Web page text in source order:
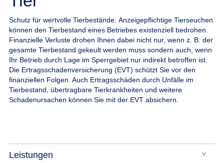
Schutz für wertvolle Tierbestände. Anzeigepflichtige Tierseuchen
können den Tierbestand eines Betriebes existenziell bedrohen.
Finanzielle Verluste drohen Ihnen dabei nicht nur, wenn z. B. der
gesamte Tierbestand gekeult werden muss sondern auch, wenn
Ihr Betrieb durch Lage im Sperrgebiet nur indirekt betroffen ist.
Die Ertragsschadenversicherung (EVT) schützt Sie vor den
finanziellen Folgen. Auch Ertragsschäden durch Unfälle im
Tierbestand, übertragbare Tierkrankheiten und weitere
Schadenursachen können Sie mit der EVT absichern.
Leistungen